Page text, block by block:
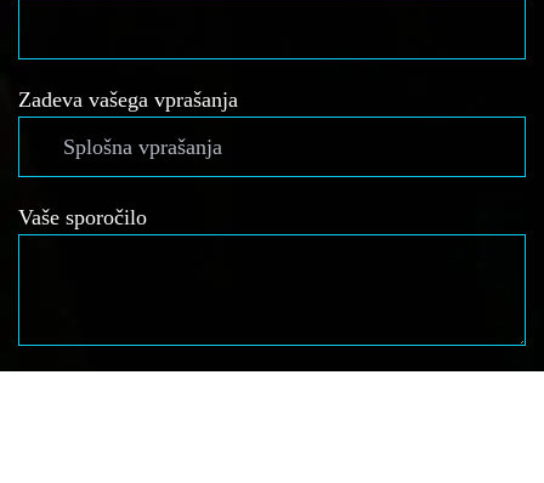
Zadeva vašega vprašanja
Vaše sporočilo